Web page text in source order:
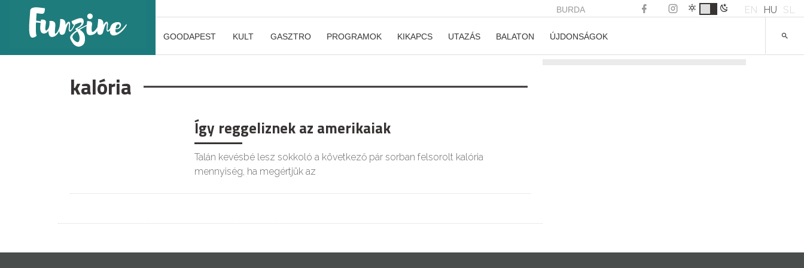
BURDA EN HU SL
GOODAPEST KULT GASZTRO PROGRAMOK KIKAPCS UTAZÁS BALATON ÚJDONSÁGOK
kalória
Így reggeliznek az amerikaiak
Talán kevésbé lesz sokkoló a következő pár sorban felsorolt kalória
mennyiség, ha megértjük az